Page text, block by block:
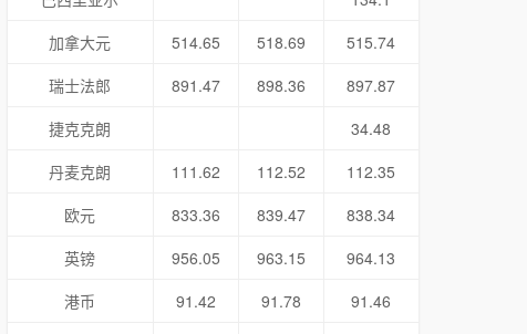
加拿大元
514.65 518.69
515.74
瑞士法郎
891.47 898.36
897.87
捷克克朗
34.48
丹麦克朗
111.62 112.52
112.35
欧元
833.36 839.47
838.34
英镑
956.05 963.15
964.13
港币
91.42 91.78
91.46